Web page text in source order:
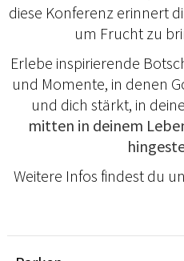
diese Konferenz erinnert
um Frucht zu
Erlebe inspirierende
und Momente, in denen
und dich stärkt, in
mitten in deinem
Weitere Infos findest du